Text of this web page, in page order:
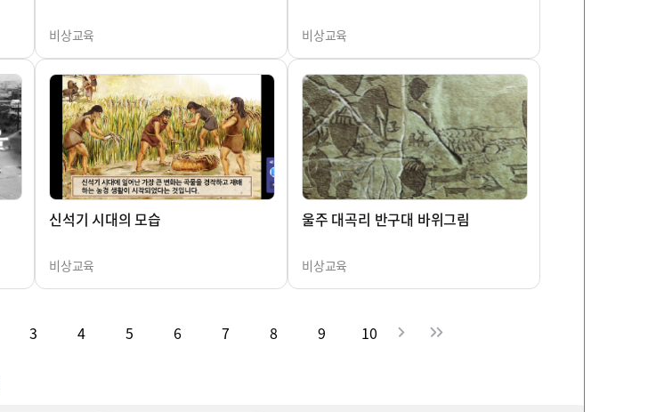
비상교육 비상교육
신석기 시대의 모습
비상교육
울주 대곡리 반구대 바위그림
비상교육
3 4 5 6 7 8 9 10